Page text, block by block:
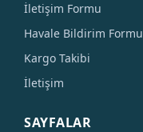
İletişim Formu
Havale Bildirim Formu
Kargo Takibi
İletişim
SAYFALAR